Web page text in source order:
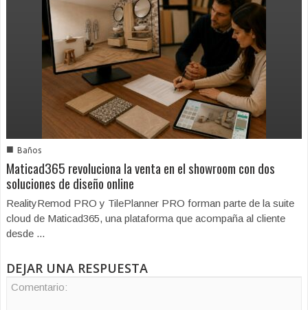
■ Baños
Maticad365 revoluciona la venta en el showroom con dos
soluciones de diseño online
RealityRemod PRO y TilePlanner PRO forman parte de la suite
cloud de Maticad365, una plataforma que acompaña al cliente
desde ...
DEJAR UNA RESPUESTA